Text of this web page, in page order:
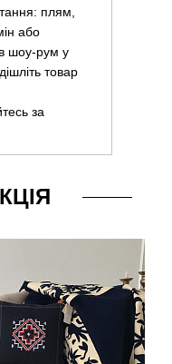
плям,
або
шоу-рум у
товар
за